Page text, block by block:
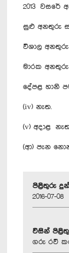
2013 වසරේ
සුළු අනතුරු
විශාල
මාරක
දේපළ
(iv) නැත.
(v) අදාළ
(ආ) පැන
පිළිතුරු
2016-07-08
විසින්
ගරු රවී